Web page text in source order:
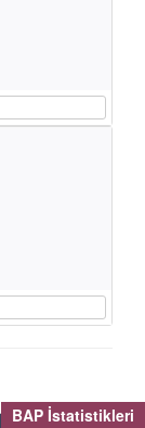
BAP İstatistikleri